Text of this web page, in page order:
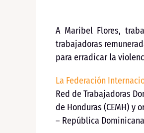
A Maribel Flores,
trabajadoras
para erradicar la
La Federación
Red de Trabajadoras
de Honduras (CEMH) y
– República